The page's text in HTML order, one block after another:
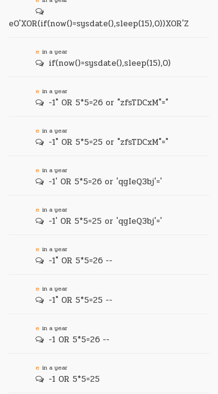
e0'XOR(if(now()=sysdate(),sleep(15),0))XOR'Z
e in a year
if(now()=sysdate(),sleep(15),0)
e in a year
-1" OR 5*5=26 or "zfsTDCxM"="
e in a year
-1" OR 5*5=25 or "zfsTDCxM"="
e in a year
-1' OR 5*5=26 or 'qgIeQ3bj'='
e in a year
-1' OR 5*5=25 or 'qgIeQ3bj'='
e in a year
-1" OR 5*5=26 --
e in a year
-1" OR 5*5=25 --
e in a year
-1 OR 5*5=26 --
e in a year
-1 OR 5*5=25